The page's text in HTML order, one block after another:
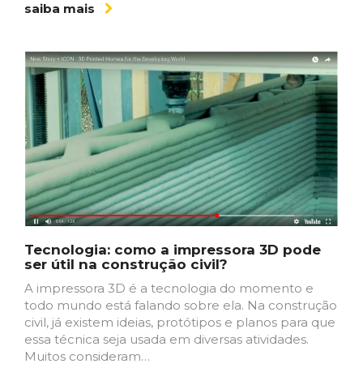
saiba mais
Tecnologia: como a impressora 3D pode
ser útil na construção civil?
A impressora 3D é a tecnologia do momento e
todo mundo está falando sobre ela. Na construção
civil, já existem ideias, protótipos e planos para que
essa técnica seja usada em diversas atividades.
Muitos consideram…